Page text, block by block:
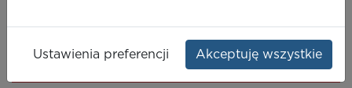
LEKI
Ustawienia preferencji Akceptuję wszystkie